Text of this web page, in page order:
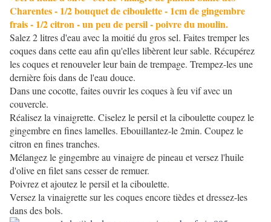
Charentes - 1/2 bouquet de ciboulette - 1cm de gingembre
frais - 1/2 citron - un peu de persil - poivre du moulin.
Salez 2 litres d'eau avec la moitié du gros sel. Faites tremper les
coques dans cette eau afin qu'elles libèrent leur sable. Récupérez
les coques et renouveler leur bain de trempage. Trempez-les une
dernière fois dans de l'eau douce.
Dans une cocotte, faites ouvrir les coques à feu vif avec un
couvercle.
Réalisez la vinaigrette. Ciselez le persil et la ciboulette coupez le
gingembre en fines lamelles. Ebouillantez-le 2min. Coupez le
citron en fines tranches.
Mélangez le gingembre au vinaigre de pineau et versez l'huile
d'olive en filet sans cesser de remuer.
Poivrez et ajoutez le persil et la ciboulette.
Versez la vinaigrette sur les coques encore tièdes et dressez-les
dans des bols.